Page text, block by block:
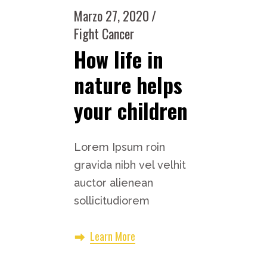
Marzo 27, 2020
Fight Cancer
How life in
nature helps
your children
Lorem Ipsum roin
gravida nibh vel velhit
auctor alienean
sollicitudiorem
Learn More